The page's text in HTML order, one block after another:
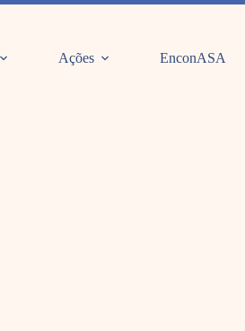
Ações EnconASA